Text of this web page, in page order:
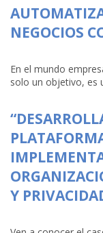
NEGOCIOS
En el mundo
solo un objetivo, es
Y